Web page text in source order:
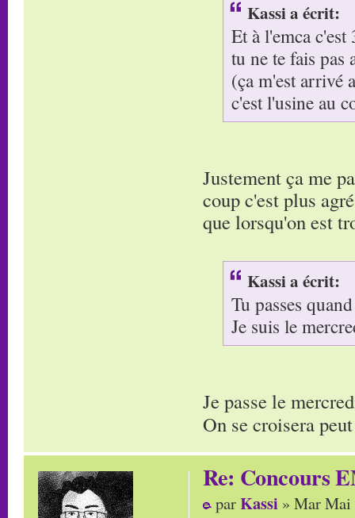
Kassi a écrit:
Et à l'emca
tu ne te fais pas
(ça m'est arrivé
c'est l'usine au
Justement ça me
coup c'est plus
que lorsqu'on est
Kassi a écrit:
Tu passes
Je suis le
Je passe le
On se croisera
Re: Concours
parKassi » Mar Mai